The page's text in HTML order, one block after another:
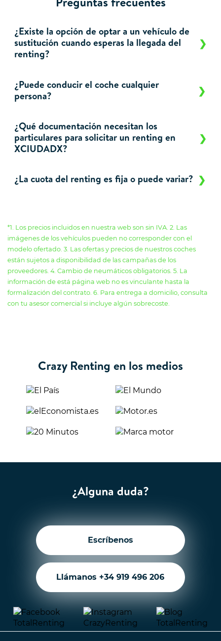
¿Existe la opción de optar a un vehículo de
sustitución cuando esperas la llegada del
renting?
¿Puede conducir el coche cualquier
persona?
¿Qué documentación necesitan los
particulares para solicitar un renting en
XCIUDADX?
¿La cuota del renting es fija o puede variar?
*1. Los precios incluidos en nuestra web son sin IVA. 2. Las
imágenes de los vehículos pueden no corresponder con el
modelo ofertado. 3. Las ofertas y precios de nuestros coches
están sujetos a disponibilidad de las campañas de los
proveedores. 4. Cambio de neumáticos obligatorios. 5. La
información de está página web no es vinculante hasta la
formalización del contrato. 6. Para entrega a domicilio, consulta
con tu asesor comercial si incluye algún sobrecoste.
Crazy Renting en los medios
¿Alguna duda?
Escríbenos
Llámanos +34 919 496 206